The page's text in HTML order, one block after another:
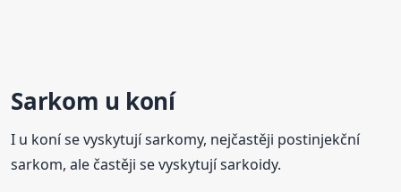
Sarkom u koní
I u koní se vyskytují sarkomy, nejčastěji postinjekční
sarkom, ale častěji se vyskytují sarkoidy.